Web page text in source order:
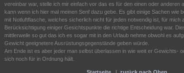
vereinbar war, stelle ich mir einfach vor das es für den einen oder anderen
kann wenn ich hier mal meinen Senf dazu gebe. Es gibt einige Sachen wie
mit Notluftflasche, welches sicherlich nicht für jeden notwendig ist, für mich
Berücksichtigung einiger Gesichtspunkte die richtige Entscheidung war.
mittlerweile so gut das ich es sogar mit in den Urlaub nehme obwohl es
Gewicht geeignetere Ausrüstungsgegenstände geben würde.
Am Ende ist es aber jeder man selbst überlassen in wie weit er Gewichts-
sich noch für in Ordnung hält.